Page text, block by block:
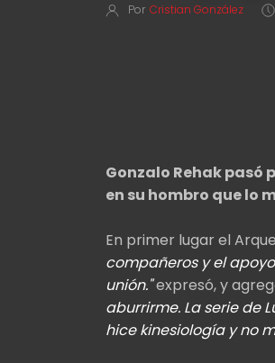
Por Cristian González
Gonzalo Rehak pasó
en su hombro que lo
En primer lugar el
compañeros y el
unión."expresó, y
aburrirme. La serie de
hice kinesiología y no